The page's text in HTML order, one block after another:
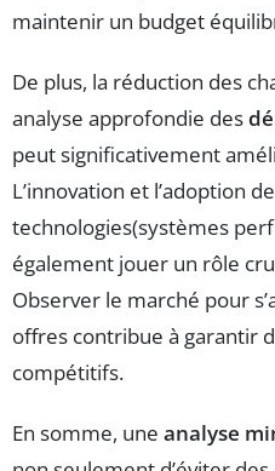
maintenir un budget
De plus, la réduction des
analyse approfondie des
peut significativement
L’innovation et l’adoption
technologies(systèmes
également jouer un rôle
Observer le marché pour
offres contribue à garantir
compétitifs.
En somme, une analyse